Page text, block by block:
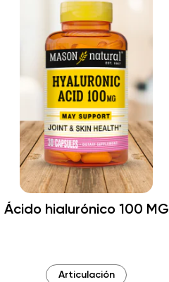
Ácido hialurónico 100 MG
Articulación